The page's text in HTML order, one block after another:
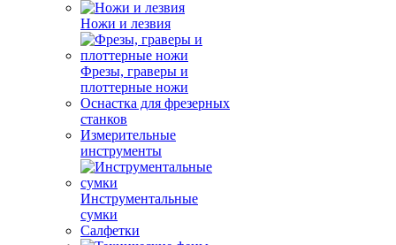
Ножи и лезвия
Фрезы, граверы и
плоттерные ножи
Оснастка для фрезерных
станков
Измерительные
инструменты
Инструментальные
сумки
Салфетки